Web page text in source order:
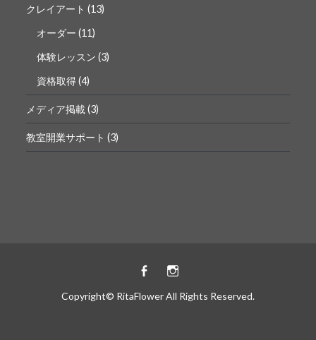
クレイアート (13)
オーダー (11)
体験レッスン (3)
資格取得(4)
メディア掲載 (3)
教室開業サポート (3)
Facebookinstagram
Copyright© RitaFlower All Rights Reserved.